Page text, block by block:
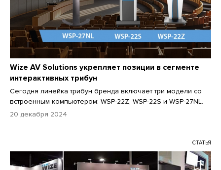
Wize AV Solutions укрепляет позиции в сегменте
интерактивных трибун
Сегодня линейка трибун бренда включает три модели со
встроенным компьютером: WSP-22Z, WSP-22S и WSP-27NL.
20 декабря 2024
СТАТЬЯ